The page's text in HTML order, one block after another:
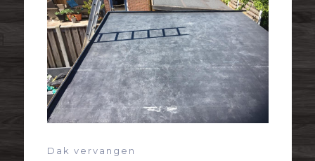
Dak vervangen